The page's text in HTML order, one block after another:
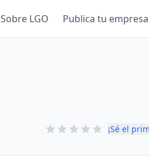
Sobre LGO Publica tu empresa
¡Sé el